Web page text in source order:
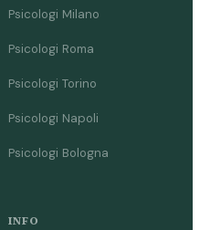
Psicologi Milano
Psicologi Roma
Psicologi Torino
Psicologi Napoli
Psicologi Bologna
INFO